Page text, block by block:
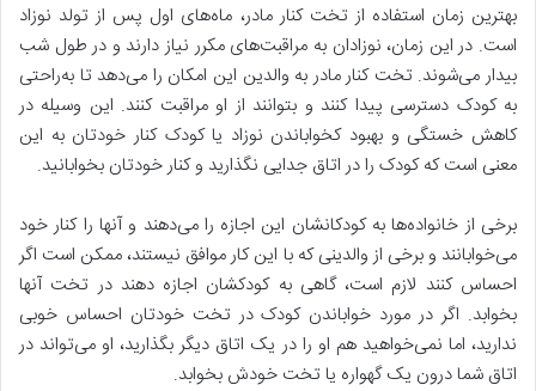
بهترین زمان استفاده از تخت کنار مادر، ماه‌های اول پس از تولد نوزاد
است. در این زمان، نوزادان به مراقبت‌های مکرر نیاز دارند و در طول شب
بیدار می‌شوند. تخت کنار مادر به والدین این امکان را می‌دهد تا به‌راحتی
به کودک دسترسی پیدا کنند و بتوانند از او مراقبت کنند. این وسیله در
کاهش خستگی و بهبود کخواباندن نوزاد یا کودک کنار خودتان به این
معنی است که کودک را در اتاق جدایی نگذارید و کنار خودتان بخوابانید.
برخی از خانواده‌ها به کودکانشان این اجازه را می‌دهند و آنها را کنار خود
می‌خوابانند و برخی از والدینی که با این کار موافق نیستند، ممکن است اگر
احساس کنند لازم است، گاهی به کودکشان اجازه دهند در تخت آنها
بخوابد. اگر در مورد خواباندن کودک در تخت خودتان احساس خوبی
ندارید، اما نمی‌خواهید هم او را در یک اتاق دیگر بگذارید، او می‌تواند در
اتاق شما درون یک گهواره یا تخت خودش بخوابد.